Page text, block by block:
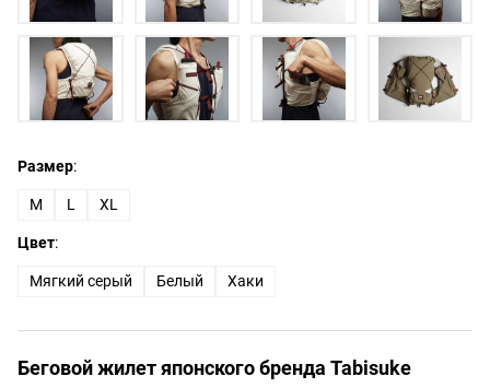
Размер:
M L XL
Цвет:
Мягкий серый Белый Хаки
Беговой жилет японского бренда Tabisuke